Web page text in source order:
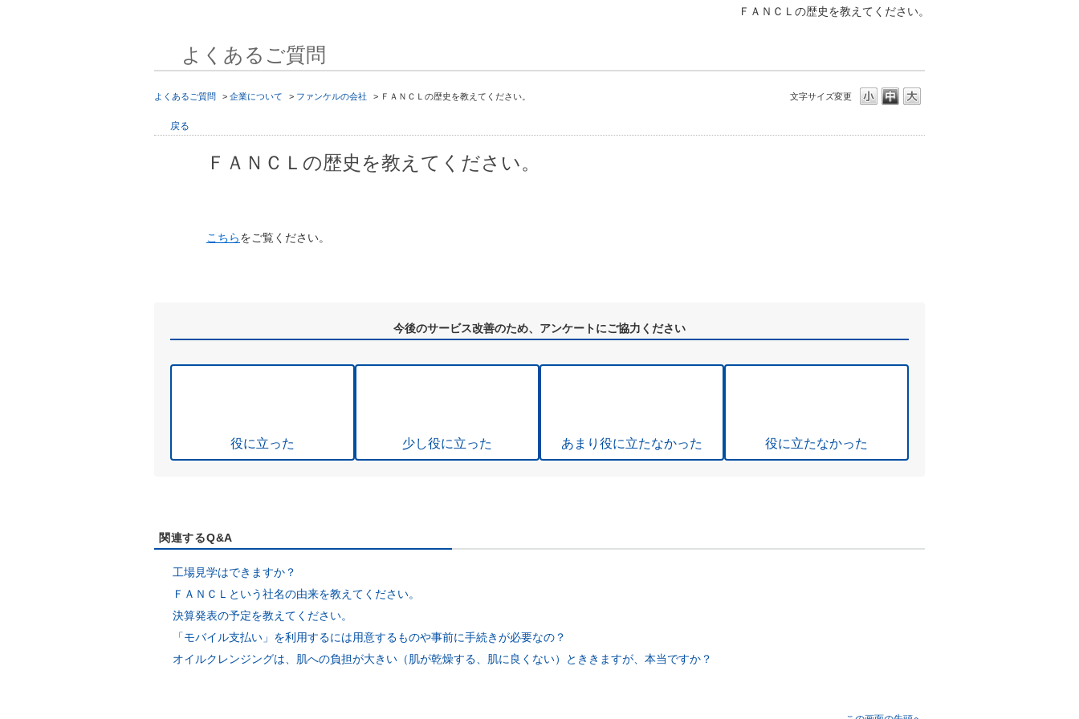
ＦＡＮＣＬの歴史を教えてください。
よくあるご質問
文字サイズ変更
よくあるご質問 > 企業について > ファンケルの会社 > ＦＡＮＣＬの歴史を教えてください。
戻る
ＦＡＮＣＬの歴史を教えてください。
こちらをご覧ください。
今後のサービス改善のため、アンケートにご協力ください
役に立った 少し役に立った あまり役に立たなかった 役に立たなかった
関連するQ&A
工場見学はできますか？
ＦＡＮＣＬという社名の由来を教えてください。
決算発表の予定を教えてください。
「モバイル支払い」を利用するには用意するものや事前に手続きが必要なの？
オイルクレンジングは、肌への負担が大きい（肌が乾燥する、肌に良くない）とききますが、本当ですか？